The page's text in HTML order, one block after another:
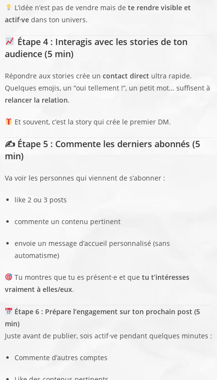
L’idée n’est pas de vendre mais de te rendre visible et
actif·ve dans ton univers.
Étape 4 : Interagis avec les stories de ton
audience (5 min)
Répondre aux stories crée un contact direct ultra rapide.
Quelques emojis, un “oui tellement !”, un petit mot… suffisent à
relancer la relation.
Et souvent, c’est la story qui crée le premier DM.
✍️ Étape 5 : Commente les derniers abonnés (5
min)
Va voir les personnes qui viennent de s’abonner :
like 2 ou 3 posts
commente un contenu pertinent
envoie un message d’accueil personnalisé (sans
automatisme)
Tu montres que tu es présent·e et que tu t’intéresses
vraiment à elles/eux.
Étape 6 : Prépare l’engagement sur ton prochain post (5
min)
Juste avant de publier, sois actif·ve pendant quelques minutes :
Commente d’autres comptes